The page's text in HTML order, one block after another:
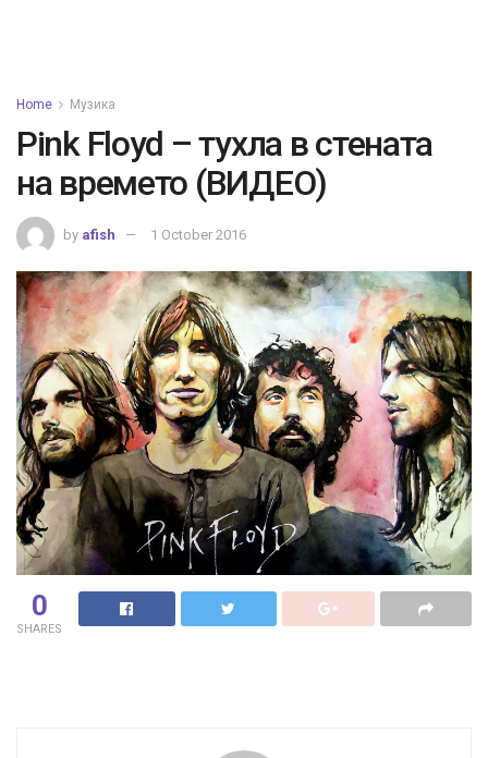
Home Музика
Pink Floyd – тухла в стената
на времето (ВИДЕО)
by afish 1 October 2016
0
SHARES